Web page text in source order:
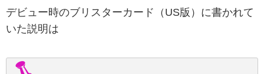
デビュー時のブリスターカード（US版）に書かれて
いた説明は